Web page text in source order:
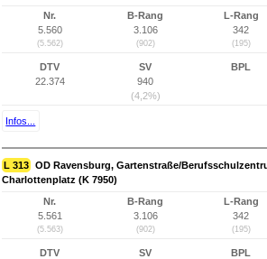
Nr.
5.560
(5.562)
B-Rang
3.106
(902)
L-Rang
342
(195)
DTV
22.374
SV
940
(4,2%)
BPL
Infos...
L 313 OD Ravensburg, Gartenstraße/
Charlottenplatz (K 7950)
Nr.
5.561
(5.563)
B-Rang
3.106
(902)
L-Rang
342
(195)
DTV
SV
BPL